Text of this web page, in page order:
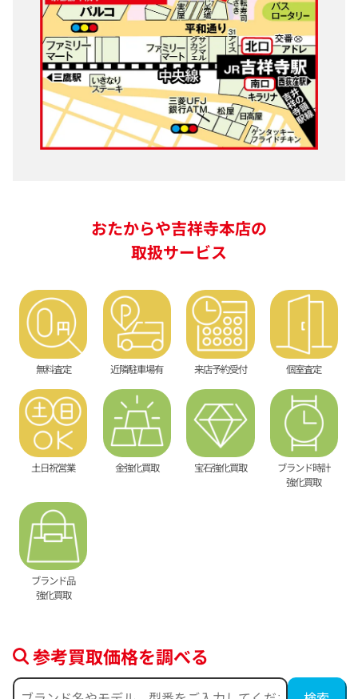
おたからや吉祥寺本店の
取扱サービス
無料査定 近隣駐車場有 来店予約受付 個室査定
土日祝営業 金強化買取 宝石強化買取
ブランド時計
強化買取
ブランド品
強化買取
参考買取価格を調べる